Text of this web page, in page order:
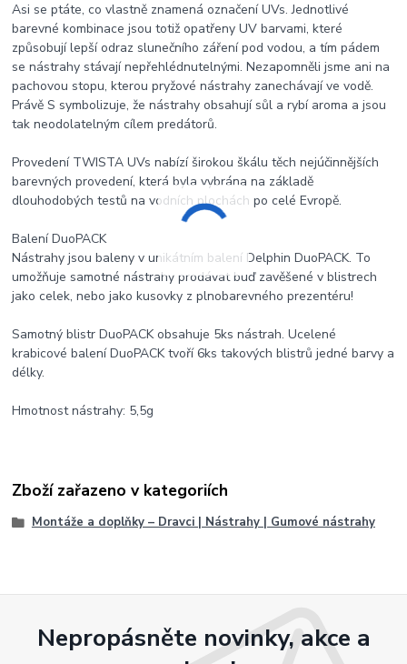
Asi se ptáte, co vlastně znamená označení UVs. Jednotlivé
barevné kombinace jsou totiž opatřeny UV barvami, které
způsobují lepší odraz slunečního záření pod vodou, a tím pádem
se nástrahy stávají nepřehlédnutelnými. Nezapomněli jsme ani na
pachovou stopu, kterou pryžové nástrahy zanechávají ve vodě.
Právě S symbolizuje, že nástrahy obsahují sůl a rybí aroma a jsou
tak neodolatelným cílem predátorů.
Provedení TWISTA UVs nabízí širokou škálu těch nejúčinnějších
barevných provedení, která byla vybrána na základě
dlouhodobých testů na vodních plochách po celé Evropě.
Balení DuoPACK
Nástrahy jsou baleny v unikátním balení Delphin DuoPACK. To
umožňuje samotné nástrahy prodávat buď zavěšené v blistrech
jako celek, nebo jako kusovky z plnobarevného prezentéru!
Samotný blistr DuoPACK obsahuje 5ks nástrah. Ucelené
krabicové balení DuoPACK tvoří 6ks takových blistrů jedné barvy a
délky.
Hmotnost nástrahy: 5,5g
Zboží zařazeno v kategoriích
Montáže a doplňky – Dravci | Nástrahy | Gumové nástrahy
Nepropásněte novinky, akce a